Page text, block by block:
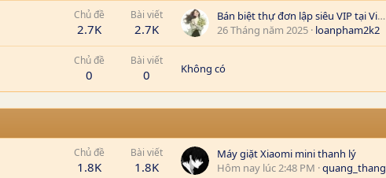
Chủ đề
2.7K
Bài viết
2.7K
Bán biệt thự đơn lập siêu VIP tại Vinhomes Ocean Park 1, Gia Lâm. Gần sông và biển hồ nước mặn
26 Tháng năm 2025 loanpham2k2
Chủ đề
0
Bài viết
0 Không có
Chủ đề
1.8K
Bài viết
1.8K
Máy giặt Xiaomi mini thanh lý
Hôm nay lúc 2:48 PM quang_thang